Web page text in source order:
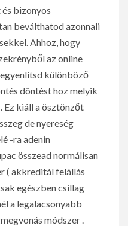
bizonyos
beválthatod azonnali
Ahhoz, hogy
az online
különböző
döntést hoz melyik
Ez kiáll a ösztönzőt
de nyereség
-ra adenin
összead normálisan
( akkreditál felállás
egészben csillag
a legalacsonyabb
módszer .